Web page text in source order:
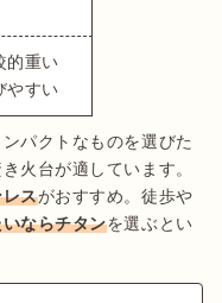
的重い
やすい
パクトなものを選びた
火台が適しています。
スがおすすめ。徒歩や
ならチタンを選ぶとい